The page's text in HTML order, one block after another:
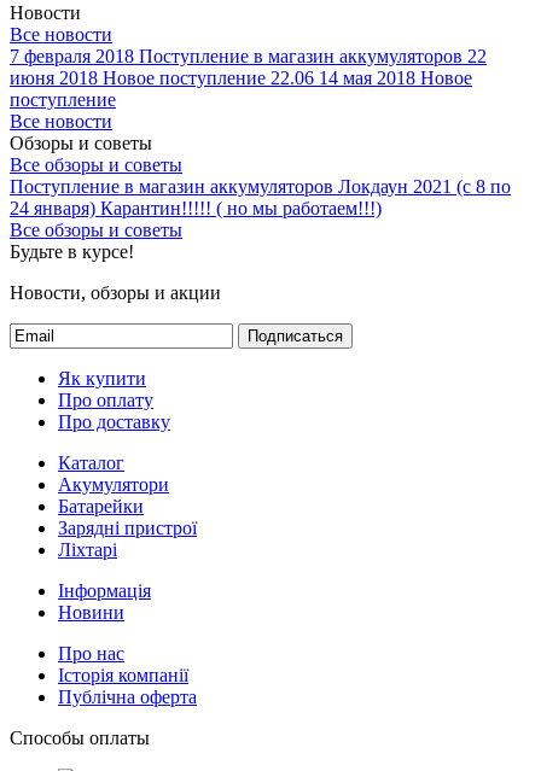
Новости
Все новости
7 февраля 2018 Поступление в магазин аккумуляторов 22
июня 2018 Новое поступление 22.06 14 мая 2018 Новое
поступление
Все новости
Обзоры и советы
Все обзоры и советы
Поступление в магазин аккумуляторов Локдаун 2021 (с 8 по
24 января) Карантин!!!!! ( но мы работаем!!!)
Все обзоры и советы
Будьте в курсе!
Новости, обзоры и акции
Подписаться
Як купити
Про оплату
Про доставку
Каталог
Акумулятори
Батарейки
Зарядні пристрої
Ліхтарі
Інформація
Новини
Про нас
Історія компанії
Публічна оферта
Способы оплаты